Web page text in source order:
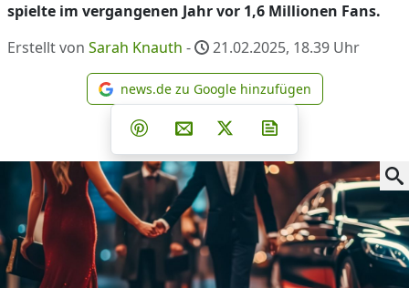
spielte im vergangenen Jahr vor 1,6 Millionen Fans.
Erstellt von Sarah Knauth - 21.02.2025, 18.39 Uhr
news.de zu Google
news.de zu Google hinzufügen
Teilen auf Facebook
Teilen auf Whatsapp
Teilen auf Telegram
Teilen auf Pinterest
Per E-Mail teilen
Post auf X